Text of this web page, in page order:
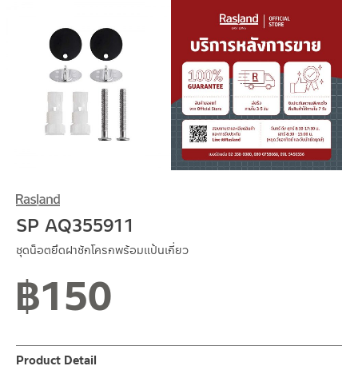
SP AQ355911
ชุดน็อตยึดฝาชักโครกพร้อมแป้นเกี่ยว
฿150
Product Detail